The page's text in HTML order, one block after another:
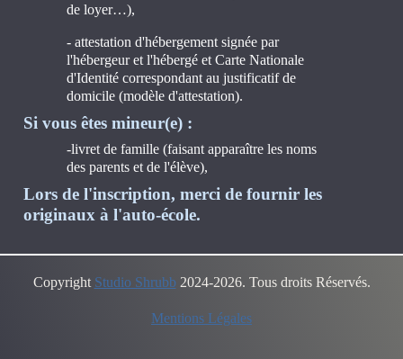
de loyer…),
- attestation d'hébergement signée par
l'hébergeur et l'hébergé et Carte Nationale
d'Identité correspondant au justificatif de
domicile (modèle d'attestation).
Si vous êtes mineur(e) :
-livret de famille (faisant apparaître les noms
des parents et de l'élève),
Lors de l'inscription, merci de fournir les
originaux à l'auto-école.
Copyright Studio Shrubb2024-2026. Tous droits Réservés.
Mentions Légales